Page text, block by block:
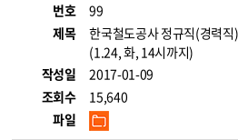
번호
99
제목
한국철도공사 정규직(경력
(1.24, 화, 14시까지)
작성일
2017-01-09
조회수
15,640
파일